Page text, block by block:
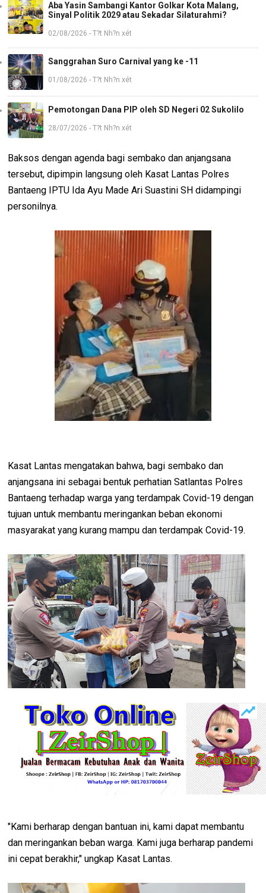
Aba Yasin Sambangi Kantor Golkar Kota Malang,
Sinyal Politik 2029 atau Sekadar Silaturahmi?
02/08/2026 - T?t Nh?n xét
Sanggrahan Suro Carnival yang ke -11
01/08/2026 - T?t Nh?n xét
Pemotongan Dana PIP oleh SD Negeri 02 Sukolilo
28/07/2026 - T?t Nh?n xét
Baksos dengan agenda bagi sembako dan anjangsana
tersebut, dipimpin langsung oleh Kasat Lantas Polres
Bantaeng IPTU Ida Ayu Made Ari Suastini SH didampingi
personilnya.
Kasat Lantas mengatakan bahwa, bagi sembako dan
anjangsana ini sebagai bentuk perhatian Satlantas Polres
Bantaeng terhadap warga yang terdampak Covid-19 dengan
tujuan untuk membantu meringankan beban ekonomi
masyarakat yang kurang mampu dan terdampak Covid-19.
"Kami berharap dengan bantuan ini, kami dapat membantu
dan meringankan beban warga. Kami juga berharap pandemi
ini cepat berakhir," ungkap Kasat Lantas.